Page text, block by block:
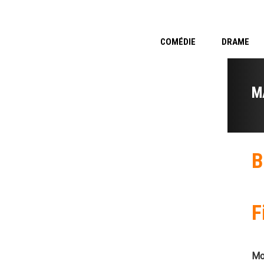
COMÉDIE DRAME